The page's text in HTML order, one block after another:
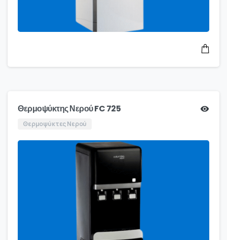
Θερμοψύκτης Νερού FC 725
Θερμοψύκτες Νερού